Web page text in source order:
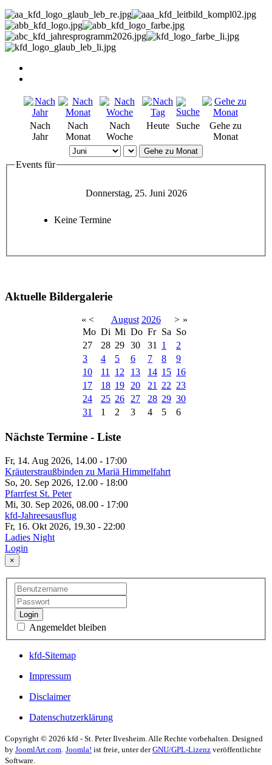
Nach
Jahr
Nach
Monat
Nach
Woche
Heute Suche
Gehe zu
Monat
Gehe zu Monat
Events für
Donnerstag, 25. Juni 2026
Keine Termine
Aktuelle Bildergalerie
« < August 2026 > »
Mo Di Mi Do Fr Sa So
27
28 29 30 31 1
2
3
4 5 6 7 8
9
10
11 12 13 14 15 16
17
18 19 20 21 22 23
24
25 26 27 28 29 30
31
1 2 3 4 5 6
Nächste Termine - Liste
Fr, 14. Aug 2026, 14.00 - 17:00
Kräuterstraußbinden zu Mariä Himmelfahrt
So, 20. Sep 2026, 12.00 - 18:00
Pfarrfest St. Peter
Mi, 30. Sep 2026, 08.00 - 17:00
kfd-Jahreesausflug
Fr, 16. Okt 2026, 19.30 - 22:00
Ladies Night
Login
×
Login
Angemeldet bleiben
kfd-Sitemap
Impressum
Disclaimer
Datenschutzerklärung
Copyright © 2026 kfd - St. Peter Ilvesheim. Alle Rechte vorbehalten. Designed
by JoomlArt.com. Joomla! ist freie, unter derGNU/GPL-Lizenz veröffentlichte
Software.